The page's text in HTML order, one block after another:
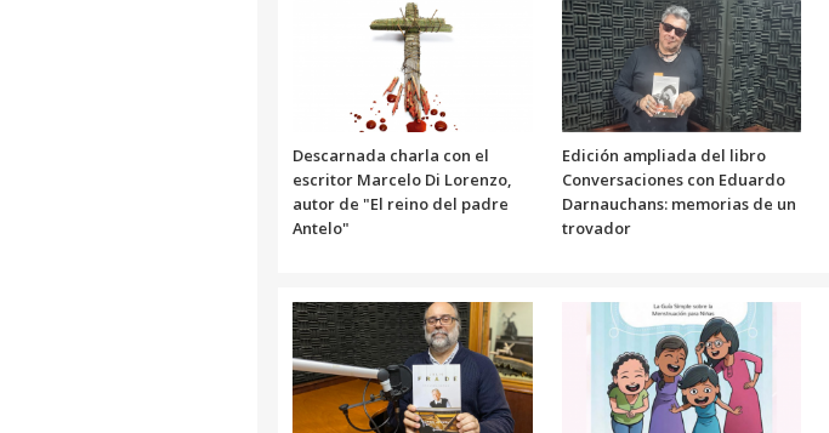
Descarnada charla con el
escritor Marcelo Di Lorenzo,
autor de "El reino del padre
Antelo"
Edición ampliada del libro
Conversaciones con Eduardo
Darnauchans: memorias de un
trovador